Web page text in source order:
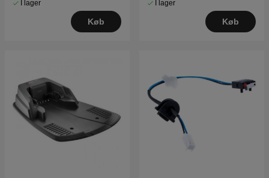
I lager
Køb
I lager
Køb